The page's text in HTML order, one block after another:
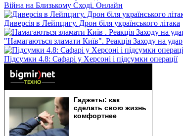
Війна на Близькому Сході. Онлайн
Диверсія в Лейпцигу. Дрон біля українського літака
"Намагаються зламати Київ". Реакція Заходу на удар
Підсумки 4.8: Сафарі у Херсоні і підсумки операції